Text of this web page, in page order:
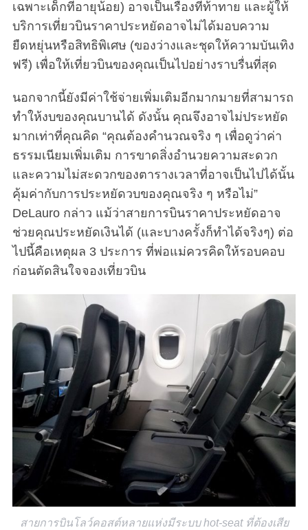
เฉพาะเด็กที่อายุน้อย) อาจเป็นเรื่องที่ท้าทาย และผู้ให้
บริการเที่ยวบินราคาประหยัดอาจไม่ได้มอบความ
ยืดหยุ่นหรือสิทธิพิเศษ (ของว่างและชุดให้ความบันเทิง
ฟรี) เพื่อให้เที่ยวบินของคุณเป็นไปอย่างราบรื่นที่สุด
นอกจากนี้ยังมีค่าใช้จ่ายเพิ่มเติมอีกมากมายที่สามารถ
ทำให้งบของคุณบานได้ ดังนั้น คุณจึงอาจไม่ประหยัด
มากเท่าที่คุณคิด “คุณต้องคำนวณจริง ๆ เพื่อดูว่าค่า
ธรรมเนียมเพิ่มเติม การขาดสิ่งอำนวยความสะดวก
และความไม่สะดวกของตารางเวลาที่อาจเป็นไปได้นั้น
คุ้มค่ากับการประหยัดวบของคุณจริง ๆ หรือไม่”
DeLauro กล่าว แม้ว่าสายการบินราคาประหยัดอาจ
ช่วยคุณประหยัดเงินได้ (และบางครั้งก็ทำได้จริงๆ) ต่อ
ไปนี้คือเหตุผล 3 ประการ ที่พ่อแม่ควรคิดให้รอบคอบ
ก่อนตัดสินใจจองเที่ยวบิน
สายการบินโลว์คอสต์หลายแห่งมีระบบ hot-seat ที่ต้องเสีย